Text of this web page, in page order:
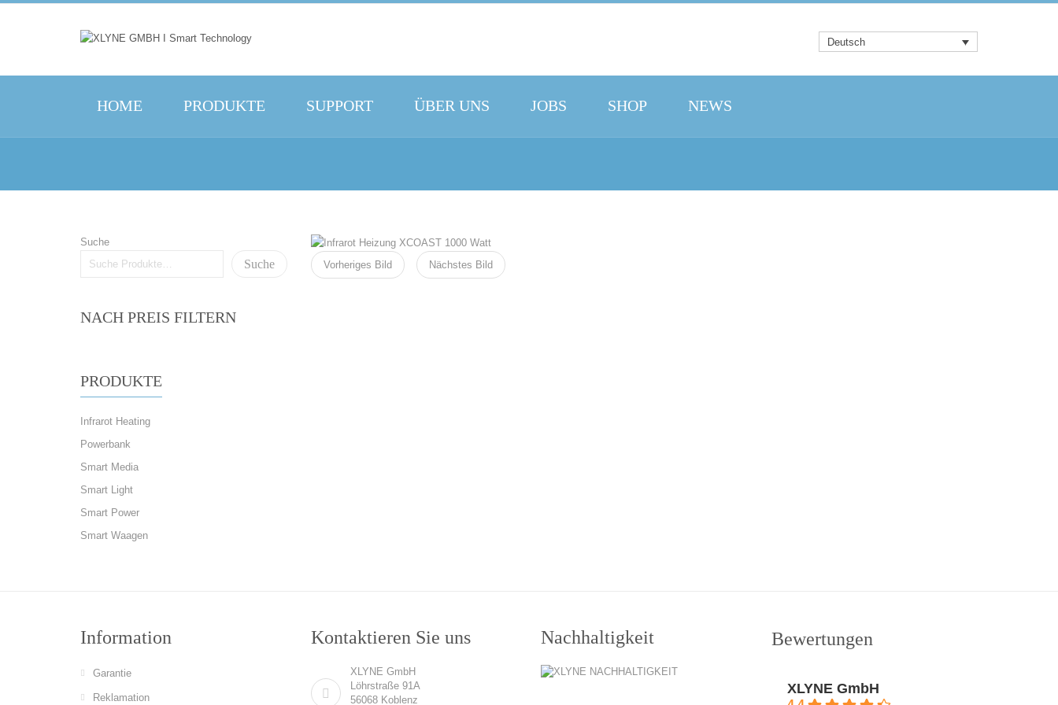
Deutsch
HOME PRODUKTE SUPPORT ÜBER UNS JOBS SHOP NEWS
Suche
Suche
NACH PREIS FILTERN
PRODUKTE
Infrarot Heating
Powerbank
Smart Media
Smart Light
Smart Power
Smart Waagen
Vorheriges Bild Nächstes Bild
Information
Garantie
Reklamation
Kontaktieren Sie uns
XLYNE GmbH
Löhrstraße 91A
56068 Koblenz
Nachhaltigkeit Bewertungen
XLYNE GmbH